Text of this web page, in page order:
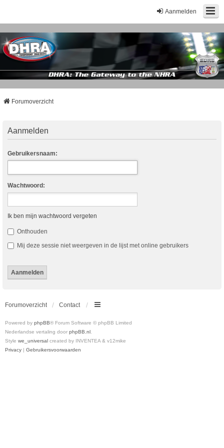
Aanmelden
Forumoverzicht
Aanmelden
Gebruikersnaam:
Wachtwoord:
Ik ben mijn wachtwoord vergeten
Onthouden
Mij deze sessie niet weergeven in de lijst met online gebruikers
Forumoverzicht Contact
Powered by phpBB® Forum Software © phpBB Limited
Nederlandse vertaling door phpBB.nl
Style we_universal created by INVENTEA & v12mike
Privacy | Gebruikersvoorwaarden